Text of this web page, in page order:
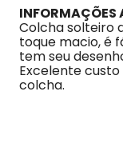
INFORMAÇÕES
Colcha solteiro
toque macio, é
tem seu
Excelente
colcha.